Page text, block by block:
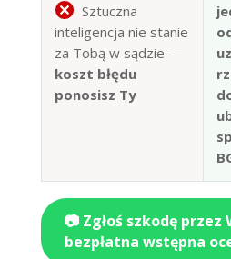
Sztuczna
inteligencja nie stanie
za Tobą w sądzie —
koszt błędu
ponosisz Ty
📷 Zgłoś szkodę
bezpłatna wstępna